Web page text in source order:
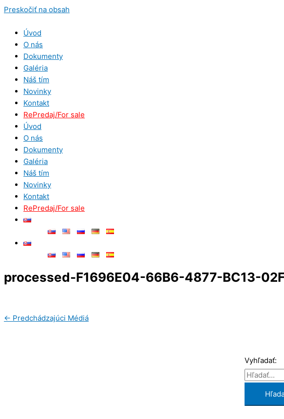
Preskočiť na obsah
Úvod
O nás
Dokumenty
Galéria
Náš tím
Novinky
Kontakt
RePredaj/For sale
Úvod
O nás
Dokumenty
Galéria
Náš tím
Novinky
Kontakt
RePredaj/For sale
processed-F1696E04-66B6-4877-BC13-
← Predchádzajúci Médiá
Vyhľadať: